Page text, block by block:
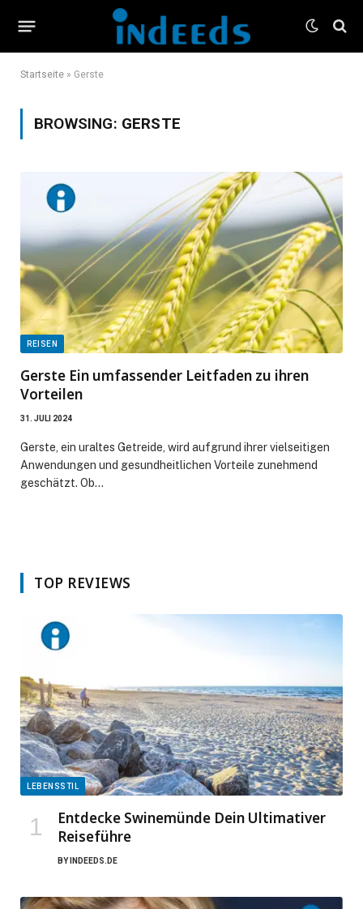
Startseite » Gerste
BROWSING: GERSTE
REISEN
Gerste Ein umfassender Leitfaden zu ihren
Vorteilen
31. JULI 2024
Gerste, ein uraltes Getreide, wird aufgrund ihrer vielseitigen
Anwendungen und gesundheitlichen Vorteile zunehmend
geschätzt. Ob…
TOP REVIEWS
LEBENSSTIL
Entdecke Swinemünde Dein Ultimativer
Reiseführe
BY INDEEDS.DE